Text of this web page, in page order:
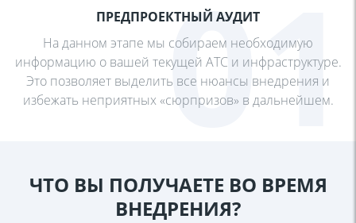
01
ПРЕДПРОЕКТНЫЙ АУДИТ
На данном этапе мы собираем необходимую
информацию овашей текущей АТС и инфраструктуре.
Это позволяет выделить все нюансы внедрения и
избежать неприятных«сюрпризов» в дальнейшем.
ЧТО ВЫ ПОЛУЧАЕТЕ ВО ВРЕМЯ
ВНЕДРЕНИЯ?